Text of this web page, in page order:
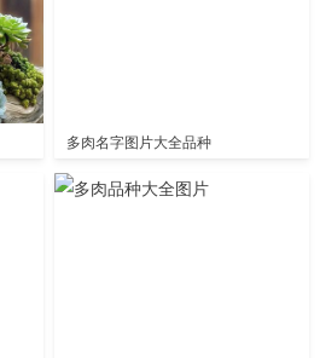
多肉名字图片大全品种